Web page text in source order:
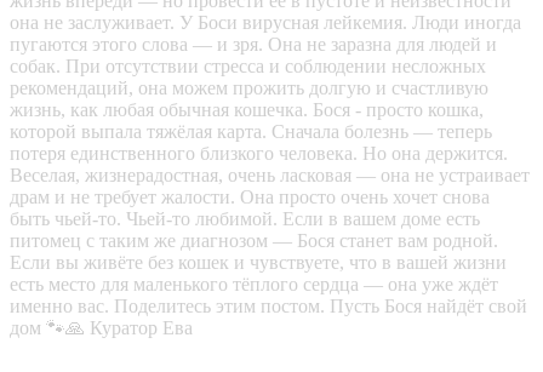
oнa нe заслуживает. У Боcи вирусная лейкемия. Люди иногда
пугаются этого слова — и зря. Она не заразна для людей и
собак. При отсутствии стресса и соблюдении несложных
рекомендаций, она можем прожить долгую и счастливую
жизнь, как любая обычная кошечка. Бося - просто кошка,
которой выпала тяжёлая карта. Сначала болезнь — теперь
потеря единственного близкого человека. Но она держится.
Веселая, жизнерадостная, очень ласковая — она не устраивает
драм и не требует жалости. Она просто очень хочет снова
быть чьей-то. Чьей-то любимой. Если в вашем доме есть
питомец с таким же диагнозом — Бося станет вам родной.
Если вы живёте без кошек и чувствуете, что в вашей жизни
есть место для маленького тёплого сердца — она уже ждёт
именно вас. Поделитесь этим постом. Пусть Бося найдёт свой
дом 🐾🙏 Куратор Ева